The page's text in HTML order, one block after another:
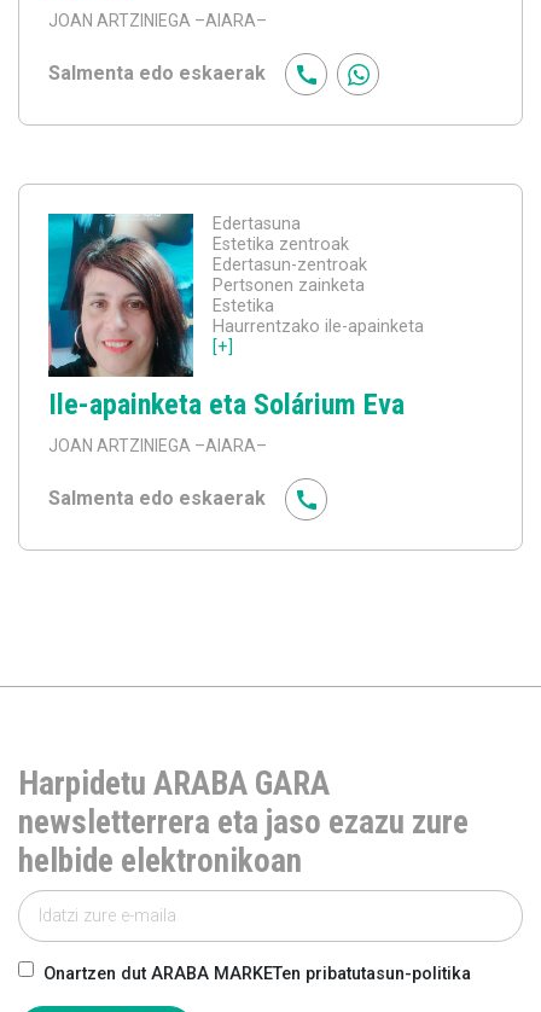
JOAN ARTZINIEGA –AIARA–
Salmenta edo eskaerak
Edertasuna
Estetika zentroak
Edertasun-zentroak
Pertsonen zainketa
Estetika
Haurrentzako ile-apainketa
[+]
Ile-apainketa eta Solárium Eva
JOAN ARTZINIEGA –AIARA–
Salmenta edo eskaerak
Harpidetu ARABA GARA
newsletterrera eta jaso ezazu zure
helbide elektronikoan
Onartzen dut ARABA MARKETen pribatutasun-politika